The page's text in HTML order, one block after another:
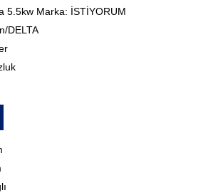
5.5kw Marka: İSTİYORUM
DELTA